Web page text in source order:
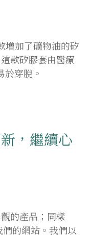
增加了礦物油的矽
款矽膠套由醫療
於穿脫。
，繼續心
的產品；同樣
的網站。我們以